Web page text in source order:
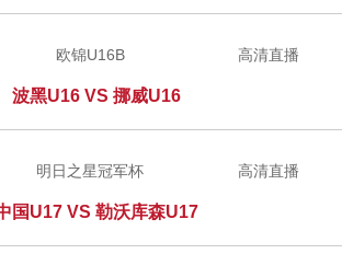
欧锦U16B
波黑U16 VS 挪威U16
高清直播
明日之星冠军杯
国U17 VS 勒沃库森U17
高清直播